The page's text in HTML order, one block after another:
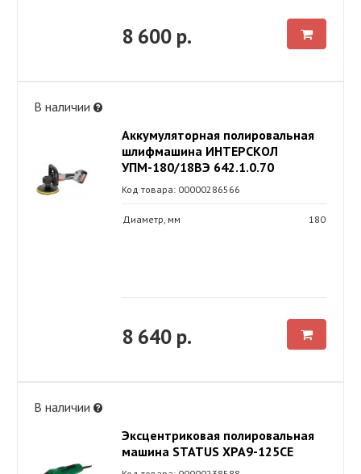
8 600 р.
В наличии
Аккумуляторная полировальная
шлифмашина ИНТЕРСКОЛ
УПМ-180/18ВЭ 642.1.0.70
Код товара: 00000286566
Диаметр, мм 180
8 640 р.
В наличии
Эксцентриковая полировальная
машина STATUS XPA9-125CE